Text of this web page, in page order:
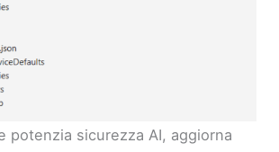
potenzia sicurezza AI, aggiorna